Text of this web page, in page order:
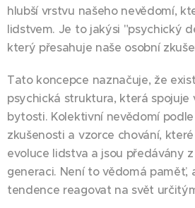
hlubší vrstvu našeho nevědomí,
lidstvem. Je to jakýsi "psychický
který přesahuje naše osobní
Tato koncepce naznačuje, že
psychická struktura, která spojuje
bytosti. Kolektivní nevědomí
zkušenosti a vzorce chování,
evoluce lidstva a jsou předávány
generaci. Není to vědomá paměť,
tendence reagovat na svět